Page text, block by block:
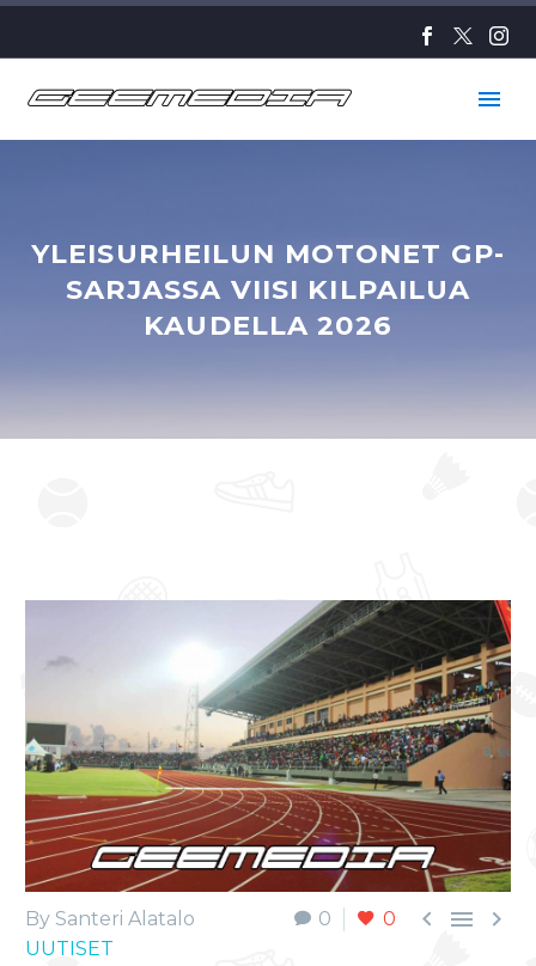
YLEISURHEILUN MOTONET GP-
SARJASSA VIISI KILPAILUA
KAUDELLA 2026
0 0   
By Santeri Alatalo
UUTISET